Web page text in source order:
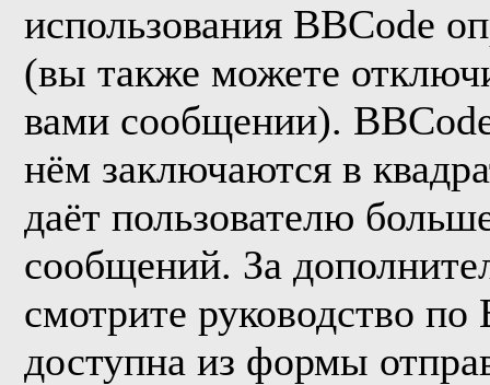
использования BBCode
(вы также можете
вами сообщении).
нём заключаются в
даёт пользователю
сообщений. За
смотрите руководство
доступна из формы